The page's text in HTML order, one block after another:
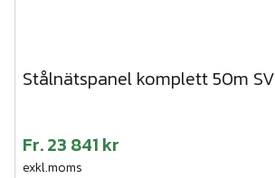
Stålnätspanel komplett 50m SV
Fr.23 841 kr
exkl.moms